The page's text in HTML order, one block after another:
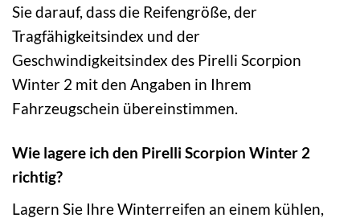
Sie darauf, dass die Reifengröße, der
Tragfähigkeitsindex und der
Geschwindigkeitsindex des Pirelli Scorpion
Winter 2 mit den Angaben in Ihrem
Fahrzeugschein übereinstimmen.
Wie lagere ich den Pirelli Scorpion Winter 2
richtig?
Lagern Sie Ihre Winterreifen an einem kühlen,